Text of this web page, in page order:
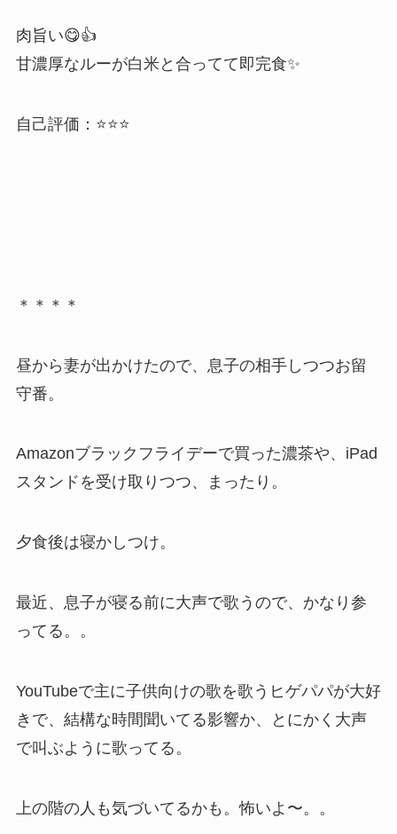
肉旨い😋👍
甘濃厚なルーが白米と合ってて即完食✨️
自己評価：⭐️⭐️⭐️
＊＊＊＊
昼から妻が出かけたので、息子の相手しつつお留
守番。
Amazonブラックフライデーで買った濃茶や、iPad
スタンドを受け取りつつ、まったり。
夕食後は寝かしつけ。
最近、息子が寝る前に大声で歌うので、かなり参
ってる。。
YouTubeで主に子供向けの歌を歌うヒゲパパが大好
きで、結構な時間聞いてる影響か、とにかく大声
で叫ぶように歌ってる。
上の階の人も気づいてるかも。怖いよ〜。。